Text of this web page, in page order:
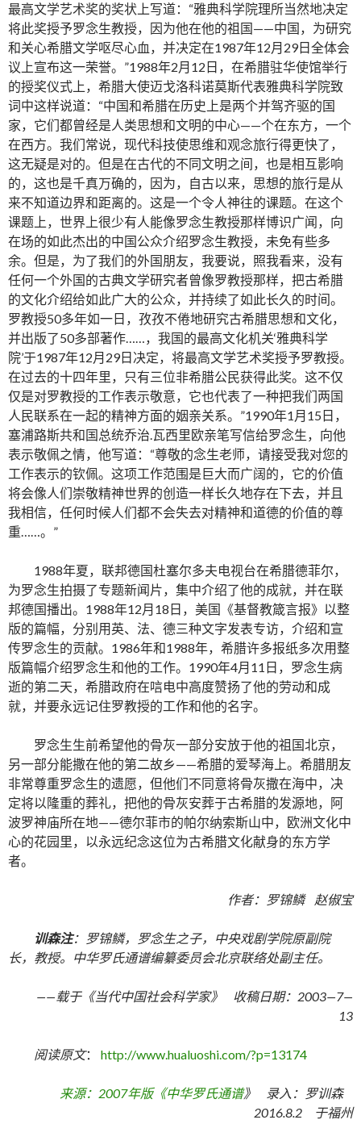
最高文学艺术奖的奖状上写道：“雅典科学院理所当然地决定
将此奖授予罗念生教授，因为他在他的祖国——中国，为研究
和关心希腊文学呕尽心血，并决定在1987年12月29日全体会
议上宣布这一荣誉。”1988年2月12日，在希腊驻华使馆举行
的授奖仪式上，希腊大使迈戈洛科诺莫斯代表雅典科学院致
词中这样说道：“中国和希腊在历史上是两个并驾齐驱的国
家，它们都曾经是人类思想和文明的中心——个在东方，一个
在西方。我们常说，现代科技使思维和观念旅行得更快了，
这无疑是对的。但是在古代的不同文明之间，也是相互影响
的，这也是千真万确的，因为，自古以来，思想的旅行是从
来不知道边界和距离的。这是一个令人神往的课题。在这个
课题上，世界上很少有人能像罗念生教授那样博识广闻，向
在场的如此杰出的中国公众介绍罗念生教授，未免有些多
余。但是，为了我们的外国朋友，我要说，照我看来，没有
任何一个外国的古典文学研究者曾像罗教授那样，把古希腊
的文化介绍给如此广大的公众，并持续了如此长久的时间。
罗教授50多年如一日，孜孜不倦地研究古希腊思想和文化，
并出版了50多部著作……，我国的最高文化机关‘雅典科学
院’于1987年12月29日决定，将最高文学艺术奖授予罗教授。
在过去的十四年里，只有三位非希腊公民获得此奖。这不仅
仅是对罗教授的工作表示敬意，它也代表了一种把我们两国
人民联系在一起的精神方面的姻亲关系。”1990年1月15日，
塞浦路斯共和国总统乔治.瓦西里欧亲笔写信给罗念生，向他
表示敬佩之情，他写道：“尊敬的念生老师，请接受我对您的
工作表示的钦佩。这项工作范围是巨大而广阔的，它的价值
将会像人们崇敬精神世界的创造一样长久地存在下去，并且
我相信，任何时候人们都不会失去对精神和道德的价值的尊
重……。”
1988年夏，联邦德国杜塞尔多夫电视台在希腊德菲尔，
为罗念生拍摄了专题新闻片，集中介绍了他的成就，并在联
邦德国播出。1988年12月18日，美国《基督教箴言报》以整
版的篇幅，分别用英、法、德三种文字发表专访，介绍和宣
传罗念生的贡献。1986年和1988年，希腊许多报纸多次用整
版篇幅介绍罗念生和他的工作。1990年4月11日，罗念生病
逝的第二天，希腊政府在唁电中高度赞扬了他的劳动和成
就，并要永远记住罗教授的工作和他的名字。
罗念生生前希望他的骨灰一部分安放于他的祖国北京，
另一部分能撒在他的第二故乡——希腊的爱琴海上。希腊朋友
非常尊重罗念生的遗愿，但他们不同意将骨灰撒在海中，决
定将以隆重的葬礼，把他的骨灰安葬于古希腊的发源地，阿
波罗神庙所在地——德尔菲市的帕尔纳索斯山中，欧洲文化中
心的花园里，以永远纪念这位为古希腊文化献身的东方学
者。
作者：罗锦鳞 赵俶宝
训森注：罗锦鳞，罗念生之子，中央戏剧学院原副院
长，教授。中华罗氏通谱编纂委员会北京联络处副主任。
——载于《当代中国社会科学家》 收稿日期：2003—7—
13
阅读原文： http://www.hualuoshi.com/?p=13174
来源：2007年版《中华罗氏通谱》 录入：罗训森
2016.8.2 于福州